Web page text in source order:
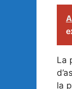
La
la